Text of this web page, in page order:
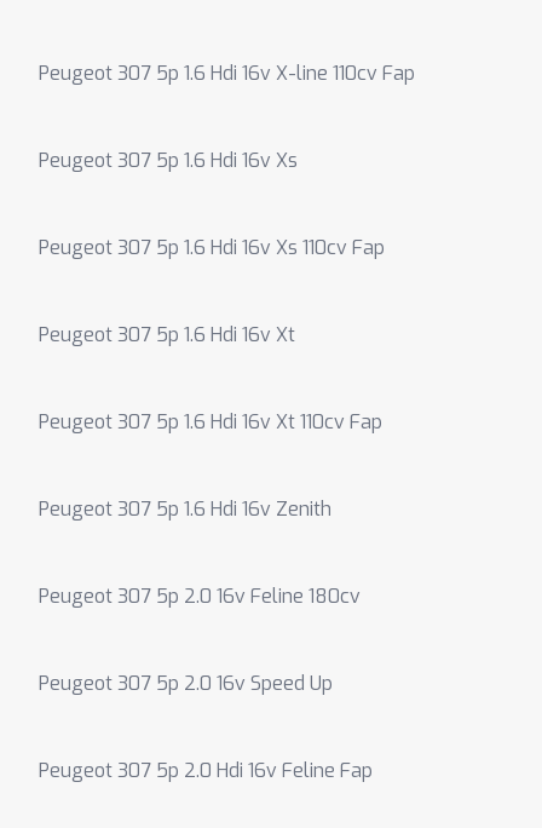
Peugeot 307 5p 1.6 Hdi 16v X-line 110cv Fap
Peugeot 307 5p 1.6 Hdi 16v Xs
Peugeot 307 5p 1.6 Hdi 16v Xs 110cv Fap
Peugeot 307 5p 1.6 Hdi 16v Xt
Peugeot 307 5p 1.6 Hdi 16v Xt 110cv Fap
Peugeot 307 5p 1.6 Hdi 16v Zenith
Peugeot 307 5p 2.0 16v Feline 180cv
Peugeot 307 5p 2.0 16v Speed Up
Peugeot 307 5p 2.0 Hdi 16v Feline Fap